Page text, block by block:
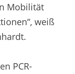
Mobilität
weiß
PCR-